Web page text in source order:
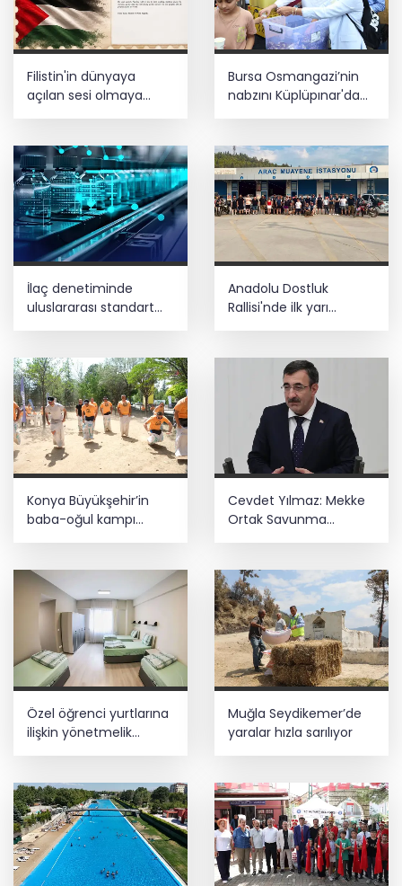
Filistin'in dünyaya
açılan sesi olmaya
Bursa Osmangazi’nin
nabzını Küplüpınar'da
İlaç denetiminde
uluslararası standart
Anadolu Dostluk
Rallisi'nde ilk yarı
Konya Büyükşehir’in
baba-oğul kampı
Ağustos'ta da sürecek
Cevdet Yılmaz: Mekke
Ortak Savunma
Anlaşması bölgesel
sağlayacak
Özel öğrenci yurtlarına
ilişkin yönetmelik
Muğla Seydikemer’de
yaralar hızla sarılıyor